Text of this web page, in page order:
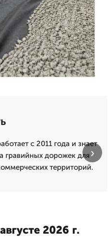
с 2011 года и знает
гравийных дорожек для
территорий.
›
2026 г.